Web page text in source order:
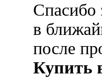
Спасибо
в
после
Купить